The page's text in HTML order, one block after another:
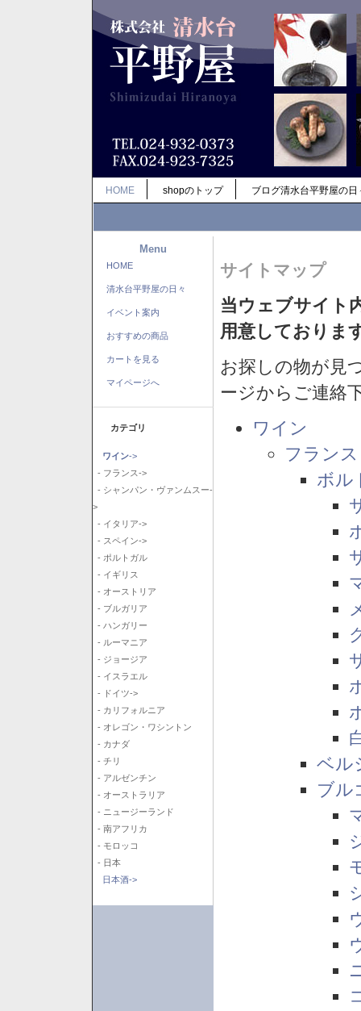
HOME shopのトップ ブログ清水台平野屋の日
Menu
HOME
清水台平野屋の日々
イベント案内
おすすめの商品
カートを見る
マイページへ
カテゴリ
ワイン->
- フランス->
- シャンパン・ヴァンムスー-
>
- イタリア->
- スペイン->
- ポルトガル
- イギリス
- オーストリア
- ブルガリア
- ハンガリー
- ルーマニア
- ジョージア
- イスラエル
- ドイツ->
- カリフォルニア
- オレゴン・ワシントン
- カナダ
- チリ
- アルゼンチン
- オーストラリア
- ニュージーランド
- 南アフリカ
- モロッコ
- 日本
日本酒->
サイトマップ
当ウェブサイト
用意しておりま
お探しの物が見
ージからご連絡
ワイン
フランス
ボル
ベル
ブル